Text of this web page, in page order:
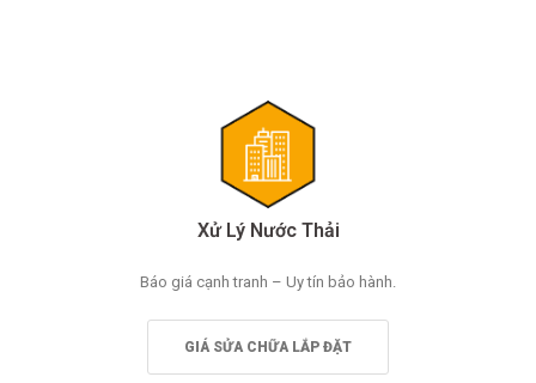
Xử Lý Nước Thải
Báo giá cạnh tranh – Uy tín bảo hành.
GIÁ SỬA CHỮA LẮP ĐẶT